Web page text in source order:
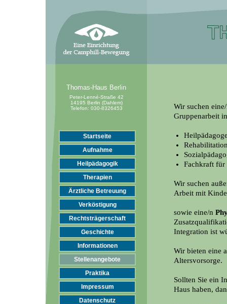
Thomas-Haus Berlin
Peter-Lenné-Straße 42
14195 Berlin (Dahlem)
Telefon: 030-8326453
Startseite
Aufnahme
Heilpädagogik
Therapien
Ärztliche Betreuung
Verköstigung
Rechtsträgerschaft
Geschichte
Informationen
Stellenangebote
Praktika
Impressum
Datenschutz
Wir suchen
Gruppenarbeit
Fachkraft für
Wir suchen
Arbeit mit
sowie eine/n
Integration ist
Wir bieten eine
Altersvorsorge.
Sollten Sie ein
Haus haben,